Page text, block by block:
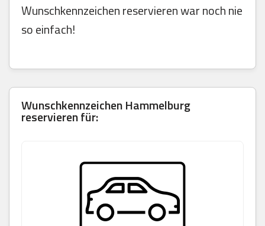
Wunschkennzeichen reservieren war noch nie
so einfach!
Wunschkennzeichen Hammelburg
reservieren für: